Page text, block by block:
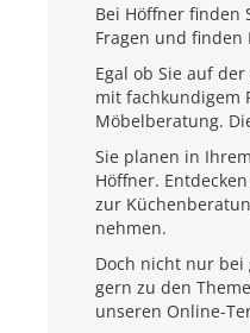
Bei Höffner finden
Fragen und finden
Egal ob Sie auf
mit fachkundigem
Möbelberatung.
Sie planen in
Höffner.
zur
nehmen.
Doch nicht nur bei
gern zu den
unseren Online-